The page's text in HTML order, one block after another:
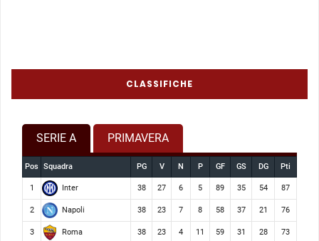
CLASSIFICHE
SERIE A PRIMAVERA
Pos Squadra PG V N P GF GS DG Pti
1 Inter 38 27 6 5 89 35 54 87
2 Napoli 38 23 7 8 58 37 21 76
3 Roma 38 23 4 11 59 31 28 73